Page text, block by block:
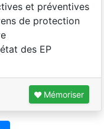
et préventives
de protection
des EP
Mémoriser